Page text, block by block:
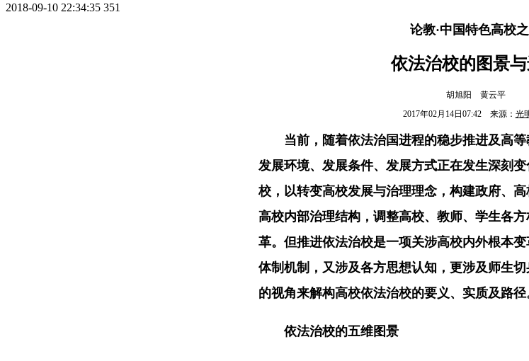
2018-09-10 22:34:35 351
论教·中国特色高校
依法治校的图景
胡旭阳 黄云平
2017年02月14日07:42 来源： 光
当前，随着依法治国进程的稳步推进及高
发展环境、发展条件、发展方式正在发生深刻
校，以转变高校发展与治理理念，构建政府、
高校内部治理结构，调整高校、教师、学生各
革。但推进依法治校是一项关涉高校内外根本
体制机制，又涉及各方思想认知，更涉及师生
的视角来解构高校依法治校的要义、实质及路径
依法治校的五维图景